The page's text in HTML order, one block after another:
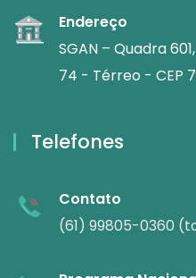
Endereço
SGAN – Quadra
74 - Térreo - CEP
Telefones
Contato
(61) 99805-0360